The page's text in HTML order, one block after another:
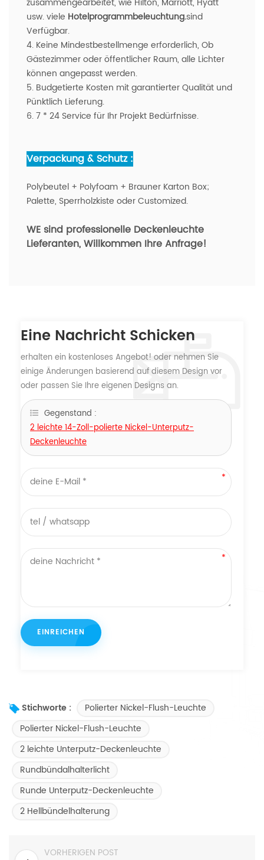
usw. viele Hotelprogrammbeleuchtung.sind
Verfügbar.
4. Keine Mindestbestellmenge erforderlich, Ob
Gästezimmer oder öffentlicher Raum, alle Lichter
können angepasst werden.
5. Budgetierte Kosten mit garantierter Qualität und
Pünktlich Lieferung.
6. 7 * 24 Service für Ihr Projekt Bedürfnisse.
Verpackung & Schutz :
Polybeutel + Polyfoam + Brauner Karton Box;
Palette, Sperrholzkiste oder Customized.
WE sind professionelle Deckenleuchte
Lieferanten, Willkommen Ihre Anfrage!
Eine Nachricht Schicken
erhalten ein kostenloses Angebot! oder nehmen Sie
einige Änderungen basierend auf diesem Design vor
oder passen Sie Ihre eigenen Designs an.
Gegenstand :
2 leichte 14-Zoll-polierte Nickel-Unterputz-
Deckenleuchte
Stichworte :
Polierter Nickel-Flush-Leuchte
Polierter Nickel-Flush-Leuchte
2 leichte Unterputz-Deckenleuchte
Rundbündalhalterlicht
Runde Unterputz-Deckenleuchte
2 Hellbündelhalterung
VORHERIGEN POST